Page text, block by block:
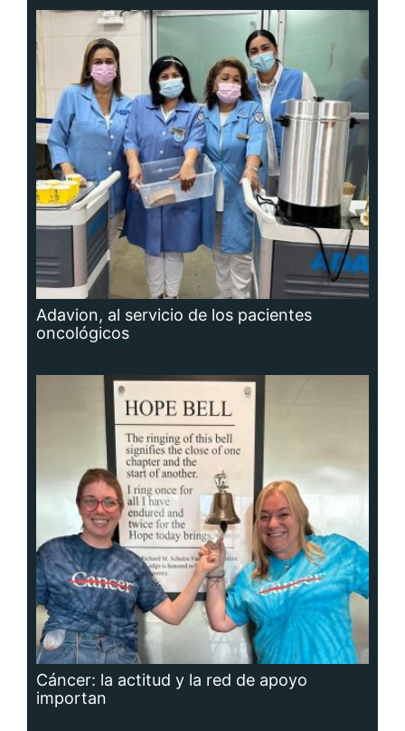
Adavion, al servicio de los pacientes
oncológicos
Cáncer: la actitud y la red de apoyo
importan